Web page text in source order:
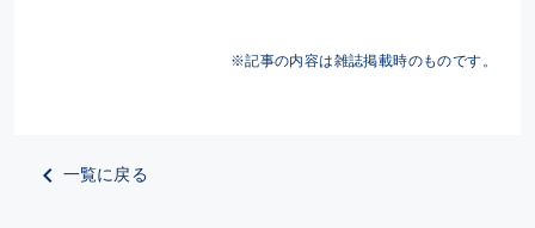
※記事の内容は雑誌掲載時のものです。
一覧に戻る